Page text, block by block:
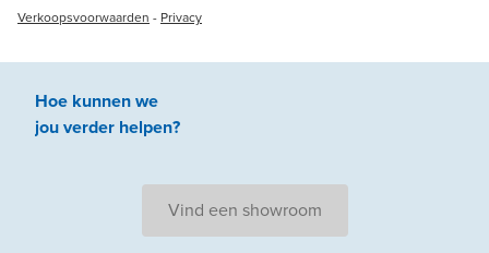
Verkoopsvoorwaarden - Privacy
Hoe kunnen we
jouverder helpen?
Vind een showroom